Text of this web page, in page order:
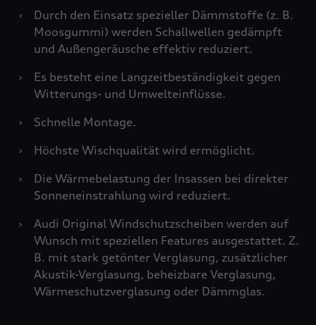
›
Durch den Einsatz spezieller Dämmstoffe (z. B.
Moosgummi) werden Schallwellen gedämpft
und Außengeräusche effektiv reduziert.
›
Es besteht eine Langzeitbeständigkeit gegen
Witterungs- und Umwelteinflüsse.
›
Schnelle Montage.
›
Höchste Wischqualität wird ermöglicht.
›
Die Wärmebelastung der Insassen bei direkter
Sonneneinstrahlung wird reduziert.
›
Audi Original Windschutzscheiben werden auf
Wunsch mit speziellen Features ausgestattet. Z.
B. mit stark getönter Verglasung, zusätzlicher
Akustik-Verglasung, beheizbare Verglasung,
Wärmeschutzverglasung oder Dämmglas.